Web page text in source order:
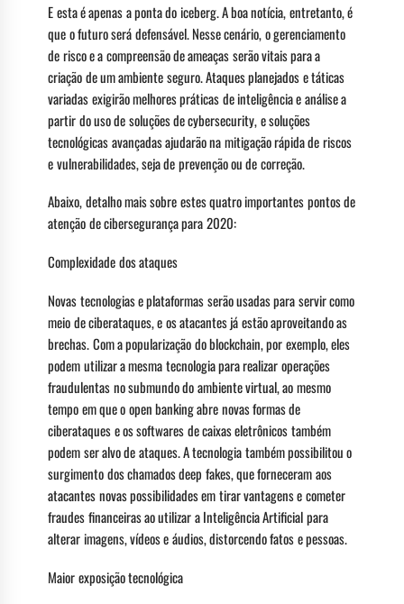
E esta é apenas a ponta do iceberg. A boa notícia, entretanto, é
que o futuro será defensável. Nesse cenário, o gerenciamento
de risco e a compreensão de ameaças serão vitais para a
criação de um ambiente seguro. Ataques planejados e táticas
variadas exigirão melhores práticas de inteligência e análise a
partir do uso de soluções de cybersecurity, e soluções
tecnológicas avançadas ajudarão na mitigação rápida de riscos
e vulnerabilidades, seja de prevenção ou de correção.
Abaixo, detalho mais sobre estes quatro importantes pontos de
atenção de cibersegurança para 2020:
Complexidade dos ataques
Novas tecnologias e plataformas serão usadas para servir como
meio de ciberataques, e os atacantes já estão aproveitando as
brechas. Com a popularização do blockchain, por exemplo, eles
podem utilizar a mesma tecnologia para realizar operações
fraudulentas no submundo do ambiente virtual, ao mesmo
tempo em que o open banking abre novas formas de
ciberataques e os softwares de caixas eletrônicos também
podem ser alvo de ataques. A tecnologia também possibilitou o
surgimento dos chamados deep fakes, que forneceram aos
atacantes novas possibilidades em tirar vantagens e cometer
fraudes financeiras ao utilizar a Inteligência Artificial para
alterar imagens, vídeos e áudios, distorcendo fatos e pessoas.
Maior exposição tecnológica